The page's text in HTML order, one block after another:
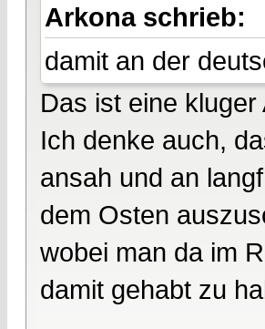
Arkona schrieb:
damit an der
Das ist eine kluger
Ich denke auch,
ansah und an
dem Osten
wobei man da im
damit gehabt zu